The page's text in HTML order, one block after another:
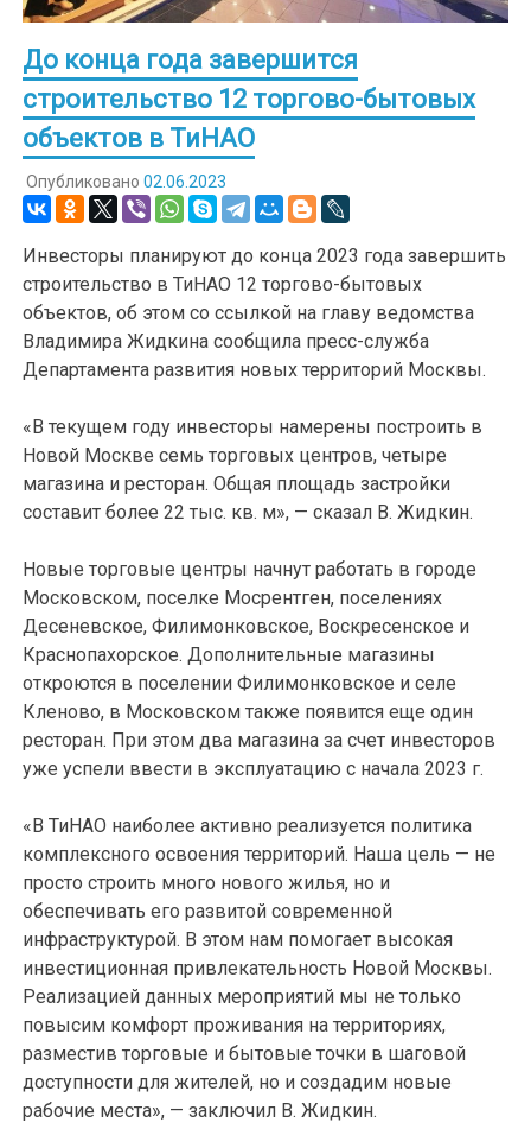
До конца года завершится
строительство 12 торгово-бытовых
объектов в ТиНАО
Опубликовано 02.06.2023
Инвесторы планируют до конца 2023 года завершить
строительство в ТиНАО 12 торгово-бытовых
объектов, об этом со ссылкой на главу ведомства
Владимира Жидкина сообщила пресс-служба
Департамента развития новых территорий Москвы.
«В текущем году инвесторы намерены построить в
Новой Москве семь торговых центров, четыре
магазина и ресторан. Общая площадь застройки
составит более 22 тыс. кв. м», — сказал В. Жидкин.
Новые торговые центры начнут работать в городе
Московском, поселке Мосрентген, поселениях
Десеневское, Филимонковское, Воскресенское и
Краснопахорское. Дополнительные магазины
откроются в поселении Филимонковское и селе
Кленово, в Московском также появится еще один
ресторан. При этом два магазина за счет инвесторов
уже успели ввести в эксплуатацию с начала 2023 г.
«В ТиНАО наиболее активно реализуется политика
комплексного освоения территорий. Наша цель — не
просто строить много нового жилья, но и
обеспечивать его развитой современной
инфраструктурой. В этом нам помогает высокая
инвестиционная привлекательность Новой Москвы.
Реализацией данных мероприятий мы не только
повысим комфорт проживания на территориях,
разместив торговые и бытовые точки в шаговой
доступности для жителей, но и создадим новые
рабочие места», — заключил В. Жидкин.